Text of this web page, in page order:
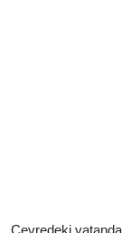
Çevredeki